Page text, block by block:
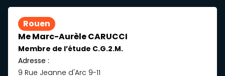
Rouen
Me Marc-Aurèle CARUCCI
Membre de l’étude C.G.2.M.
Adresse :
9 Rue Jeanne d'Arc 9-11